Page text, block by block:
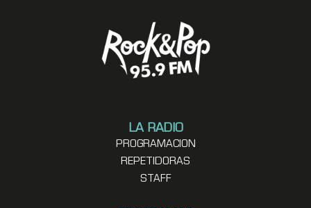
LA RADIO
PROGRAMACION
REPETIDORAS
STAFF